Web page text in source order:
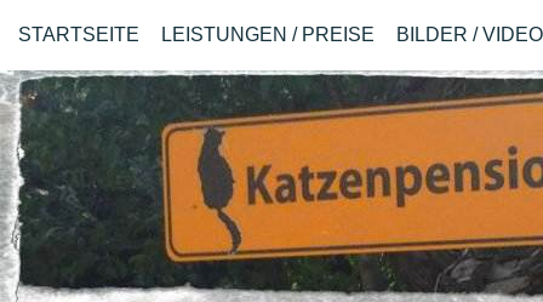
STARTSEITE LEISTUNGEN / PREISE BILDER /